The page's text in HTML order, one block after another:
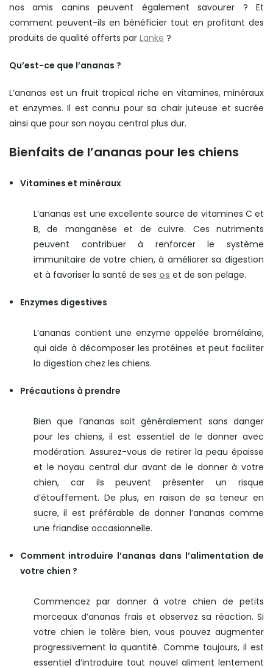
nos amis canins peuvent également savourer ? Et
comment peuvent-ils en bénéficier tout en profitant des
produits de qualité offerts par Lanke ?
Qu’est-ce que l’ananas ?
L’ananas est un fruit tropical riche en vitamines, minéraux
et enzymes. Il est connu pour sa chair juteuse et sucrée
ainsi que pour son noyau central plus dur.
Bienfaits de l’ananas pour les chiens
Vitamines et minéraux
L’ananas est une excellente source de vitamines C et
B, de manganèse et de cuivre. Ces nutriments
peuvent contribuer à renforcer le système
immunitaire de votre chien, à améliorer sa digestion
et à favoriser la santé de ses os et de son pelage.
Enzymes digestives
L’ananas contient une enzyme appelée bromélaïne,
qui aide à décomposer les protéines et peut faciliter
la digestion chez les chiens.
Précautions à prendre
Bien que l’ananas soit généralement sans danger
pour les chiens, il est essentiel de le donner avec
modération. Assurez-vous de retirer la peau épaisse
et le noyau central dur avant de le donner à votre
chien, car ils peuvent présenter un risque
d’étouffement. De plus, en raison de sa teneur en
sucre, il est préférable de donner l’ananas comme
une friandise occasionnelle.
Comment introduire l’ananas dans l’alimentation de
votre chien ?
Commencez par donner à votre chien de petits
morceaux d’ananas frais et observez sa réaction. Si
votre chien le tolère bien, vous pouvez augmenter
progressivement la quantité. Comme toujours, il est
essentiel d’introduire tout nouvel aliment lentement